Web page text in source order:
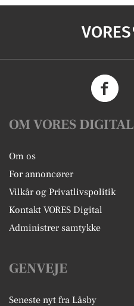
VORES
OM VORES DIGITAL
Om os
For annoncører
Vilkår og Privatlivspolitik
Kontakt VORES Digital
Administrer samtykke
GENVEJE
Seneste nyt fra Låsby